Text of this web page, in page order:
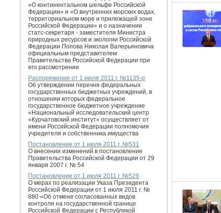
«О континентальном шельфе Российской
Федерации» и «О внутренних морских водах,
территориальном море и прилежащей зоне
Российской Федерации» и о назначении
статс-секретаря - заместителя Министра
природных ресурсов и экологии Российской
Федерации Попова Николая Валерьяновича
официальным представителем
Правительства Российской Федерации при
его рассмотрении
Распоряжение от 1 июля 2011 г. №1135-р
Об утверждении перечня федеральных
государственных бюджетных учреждений, в
отношении которых федеральное
государственное бюджетное учреждение
«Национальный исследовательский центр
«Курчатовский институт» осуществляет от
имени Российской Федерации полномочия
учредителя и собственника имущества
Постановление от 1 июля 2011 г. №531
О внесении изменений в постановление
Правительства Российской Федерации от 29
января 2007 г. № 54
Постановление от 1 июля 2011 г. №529
О мерах по реализации Указа Президента
Российской Федерации от 1 июля 2011 г. №
880 «Об отмене согласованных видов
контроля на государственной границе
Российской Федерации с Республикой